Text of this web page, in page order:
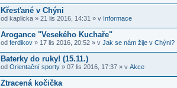
Křesťané v Chýni
od kaplicka » 21 lis 2016, 14:31 » v Informace
Arogance "Vesekého Kuchaře"
od ferdikov » 17 lis 2016, 20:52 » v Jak se nám žije v Chýni?
Baterky do ruky! (15.11.)
od Orientační sporty » 07 lis 2016, 17:37 » v Akce
Ztracená kočička